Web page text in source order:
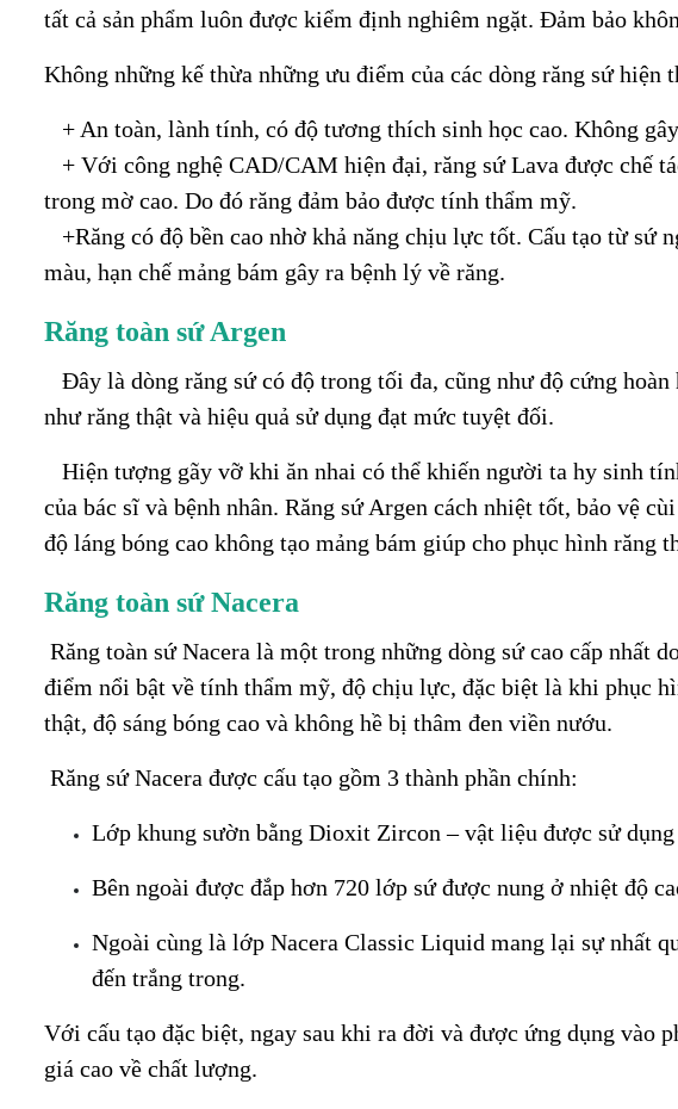
tất cả sản phẩm luôn được kiểm định nghiêm ngặt. Đảm bảo
Không những kế thừa những ưu điểm của các dòng răng sứ
+ An toàn, lành tính, có độ tương thích sinh học cao. Không
+ Với công nghệ CAD/CAM hiện đại, răng sứ Lava được chế
trong mờ cao. Do đó răng đảm bảo được tính thẩm mỹ.
+Răng có độ bền cao nhờ khả năng chịu lực tốt. Cấu tạo từ sứ
màu, hạn chế mảng bám gây ra bệnh lý về răng.
Răng toàn sứ Argen
Đây là dòng răng sứ có độ trong tối đa, cũng như độ cứng
như răng thật và hiệu quả sử dụng đạt mức tuyệt đối.
Hiện tượng gãy vỡ khi ăn nhai có thể khiến người ta hy sinh
của bác sĩ và bệnh nhân. Răng sứ Argen cách nhiệt tốt, bảo vệ
độ láng bóng cao không tạo mảng bám giúp cho phục hình răng
Răng toàn sứ Nacera
Răng toàn sứ Nacera là một trong những dòng sứ cao cấp nhất
điểm nổi bật về tính thẩm mỹ, độ chịu lực, đặc biệt là khi phục
thật, độ sáng bóng cao và không hề bị thâm đen viền nướu.
Răng sứ Nacera được cấu tạo gồm 3 thành phần chính:
Lớp khung sườn bằng Dioxit Zircon – vật liệu được sử dụng
Bên ngoài được đắp hơn 720 lớp sứ được nung ở nhiệt độ
Ngoài cùng là lớp Nacera Classic Liquid mang lại sự nhất
đến trắng trong.
Với cấu tạo đặc biệt, ngay sau khi ra đời và được ứng dụng vào
giá cao về chất lượng.